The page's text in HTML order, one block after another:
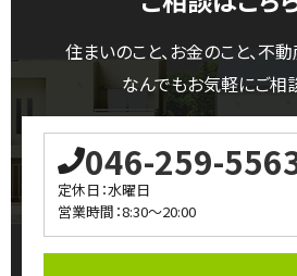
住まいのこと、お金のこと、不
なんでもお気軽にご相
046-259-
定休日：水曜日
営業時間：8:30～20:00